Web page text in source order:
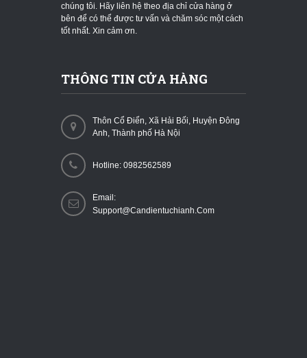
chúng tôi. Hãy liên hệ theo địa chỉ cửa hàng ở
bên để có thể được tư vấn và chăm sóc một cách
tốt nhất. Xin cảm ơn.
THÔNG TIN CỬA HÀNG
Thôn Cổ Điển, Xã Hải Bối, Huyện Đông
Anh, Thành phố Hà Nội
Hotline: 0982562589
Email:
Support@candientuchianh.com